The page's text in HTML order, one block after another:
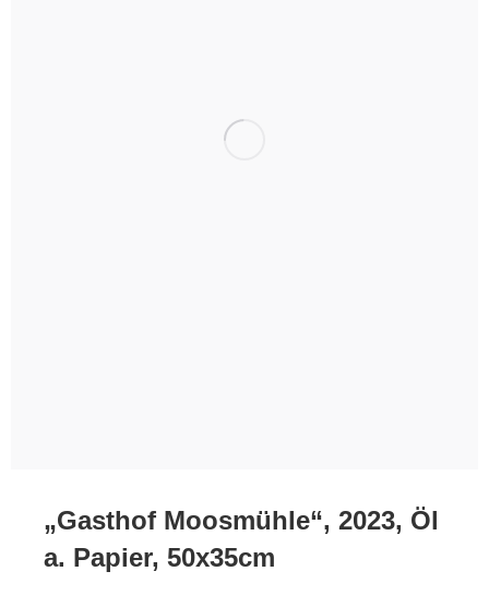
„Gasthof Moosmühle“, 2023, Öl
a. Papier, 50x35cm